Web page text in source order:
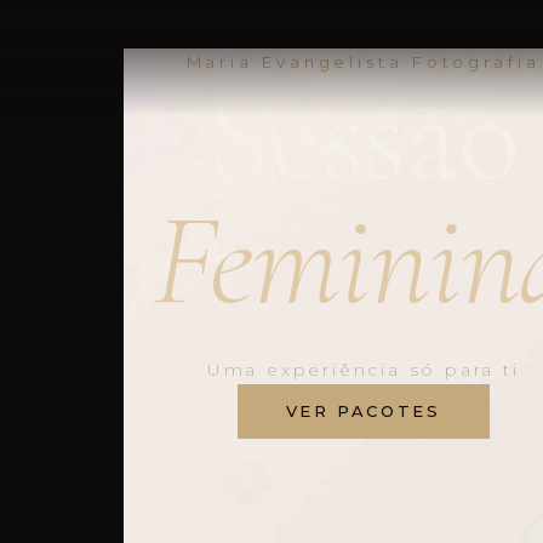
Maria Evangelista Fotografia
Sessão
Uma experiência só para ti
VER PACOTES